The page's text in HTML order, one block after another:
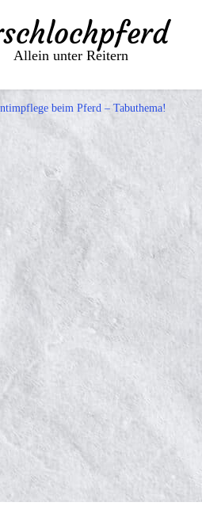
Allein unter Reitern
beim Pferd – Tabuthema!